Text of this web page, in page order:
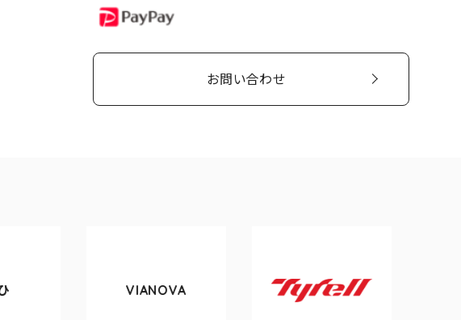
PayPay
お問い合わせ
Tyrell